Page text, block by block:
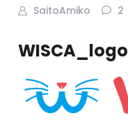
SaitoAmiko 2
WISCA_logo